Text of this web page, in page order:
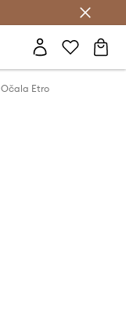
Očala Etro